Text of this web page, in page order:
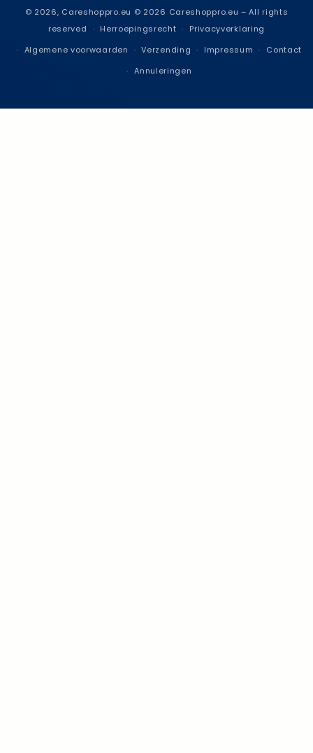
© 2026, Careshoppro.eu © 2026 Careshoppro.eu – All rights
reserved
Herroepingsrecht
Privacyverklaring
Algemene voorwaarden
Verzending Impressum
Contact
Annuleringen